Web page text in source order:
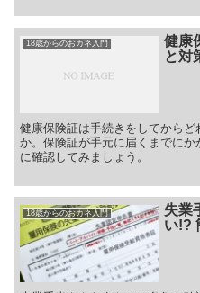
18歳からのおカネ入門
健康
と対
健康保険証は手続きをしてから
か。保険証が手元に届くまでに
に確認してみましょう。
18歳からのおカネ入門
失業
い!?